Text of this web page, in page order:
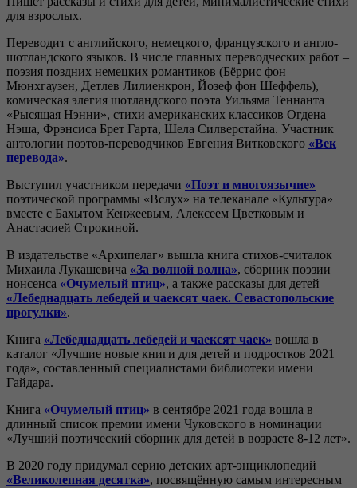
для взрослых.
Переводит с английского, немецкого, французского и англо-
шотландского языков. В числе главных переводческих работ –
поэзия поздних немецких романтиков (Бёррис фон
Мюнхгаузен, Детлев Лилиенкрон, Йозеф фон Шеффель),
комическая элегия шотландского поэта Уильяма Теннанта
«Рысящая Нэнни», стихи американских классиков Огдена
Нэша, Фрэнсиса Брет Гарта, Шела Силверстайна. Участник
антологии поэтов-переводчиков Евгения Витковского «Век
перевода».
Выступил участником передачи «Поэт и многоязычие»
поэтической программы «Вслух» на телеканале «Культура»
вместе с Бахытом Кенжеевым, Алексеем Цветковым и
Анастасией Строкиной.
В издательстве «Архипелаг» вышла книга стихов-считалок
Михаила Лукашевича «За волной волна», сборник поэзии
нонсенса «Очумелый птиц», а также рассказы для детей
«Лебеднадцать лебедей и чаексят чаек. Севастопольские
прогулки».
Книга «Лебеднадцать лебедей и чаексят чаек» вошла в
каталог «Лучшие новые книги для детей и подростков 2021
года», составленный специалистами библиотеки имени
Гайдара.
Книга «Очумелый птиц» в сентябре 2021 года вошла в
длинный список премии имени Чуковского в номинации
«Лучший поэтический сборник для детей в возрасте 8-12 лет».
В 2020 году придумал серию детских арт-энциклопедий
«Великолепная десятка», посвящённую самым интересным